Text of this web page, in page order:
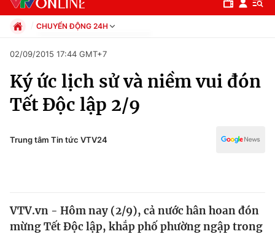
Chuyên mục
Chính trị
Xã hội
Y tế
CHUYỂN ĐỘNG 24H
Xã hội
Pháp luật
Kinh tế
Thể thao
Văn hóa - Giải trí
Giáo dục
02/09/2015 17:44 GMT+7
Ký ức lịch sử và niềm vui đón
Tết Độc lập 2/9
Trung tâm Tin tức VTV24
VTV.vn - Hôm nay (2/9), cả nước hân hoan đón
mừng Tết Độc lập, khắp phố phường ngập trong